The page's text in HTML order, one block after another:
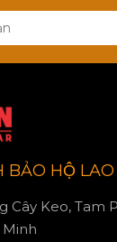
BẢO HỘ
Cây Keo, Tam